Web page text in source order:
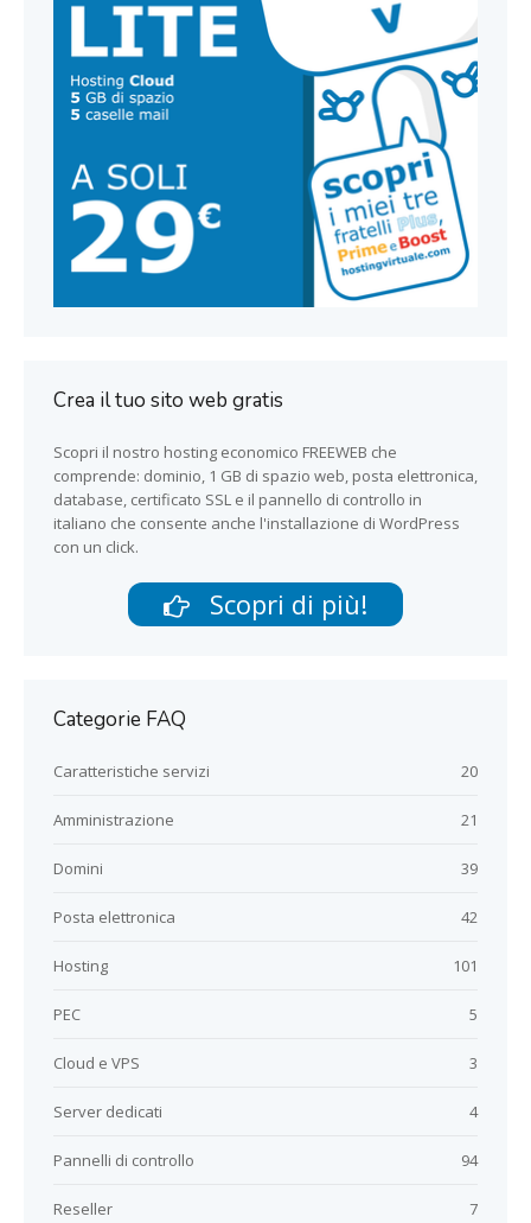
Crea il tuo sito web gratis
Scopri il nostro hosting economico FREEWEB che
comprende: dominio, 1 GB di spazio web, posta elettronica,
database, certificato SSL e il pannello di controllo in
italiano che consente anche l'installazione di WordPress
con un click.
Scopri di più!
Categorie FAQ
20
Caratteristiche servizi
21
Amministrazione
39
Domini
42
Posta elettronica
101
Hosting
5
PEC
3
Cloud e VPS
4
Server dedicati
94
Pannelli di controllo
7
Reseller